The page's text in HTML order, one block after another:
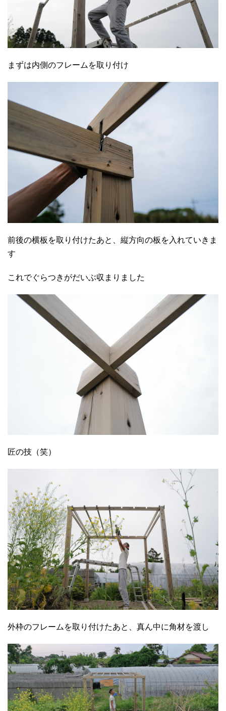
まずは内側のフレームを取り付け
前後の横板を取り付けたあと、縦方向の板を入れていきま
す
これでぐらつきがだいぶ収まりました
匠の技（笑）
外枠のフレームを取り付けたあと、真ん中に角材を渡し